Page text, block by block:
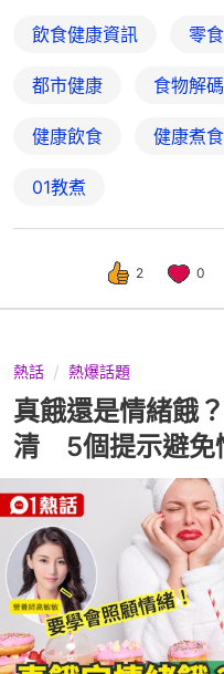
飲食健康資訊 零食
都市健康 食物解碼
健康飲食 健康煮食
01教煮
2 0
熱話 熱爆話題
真餓還是情緒餓
清 5個提示避免